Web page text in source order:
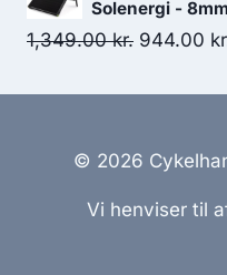
Solenergi -
1,349.00kr. Original
944.00
© 2026
Vi henviser til